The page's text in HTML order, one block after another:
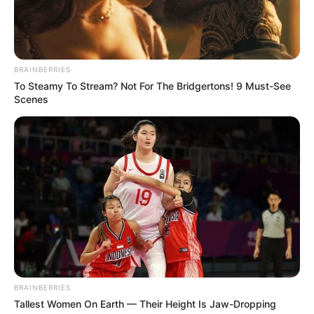
Ακολουθήστε το evianews.com στοGoogle
News
BRAINBERRIES
To Steamy To Stream? Not For The Bridgertons! 9 Must-See
Scenes
BRAINBERRIES
Tallest Women On Earth — Their Height Is Jaw-Dropping